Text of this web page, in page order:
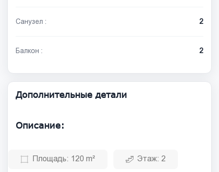
Санузел : 2
Балкон : 2
Дополнительные детали
Описание:
Площадь: 120 m² Этаж: 2